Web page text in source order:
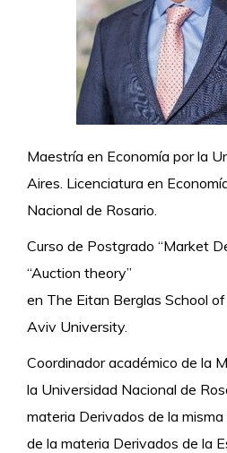
Maestría en Economía por la
Aires. Licenciatura en
Nacional de Rosario.
Curso de Postgrado “Market
“Auction theory”
en The Eitan Berglas School
Aviv University.
Coordinador académico de la
la Universidad Nacional de
materia Derivados de la
de la materia Derivados de la